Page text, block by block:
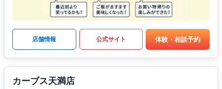
店舗情報 公式サイト 体験・相談予約
カーブス天満店